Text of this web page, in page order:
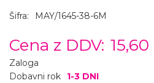
Šifra: MAY/1645-38-6M
Cena z DDV:
Zaloga
Dobavni rok
1-3 DNI